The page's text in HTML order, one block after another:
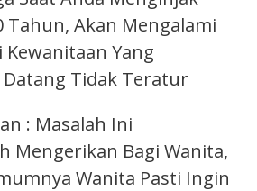
Tahun, Akan Mengalami
Kewanitaan Yang
Tidak Teratur
: Masalah Ini
Mengerikan Bagi Wanita,
Wanita Pasti Ingin